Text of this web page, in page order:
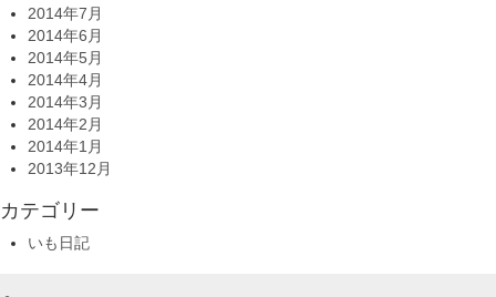
2014年7月
2014年6月
2014年5月
2014年4月
2014年3月
2014年2月
2014年1月
2013年12月
カテゴリー
いも日記